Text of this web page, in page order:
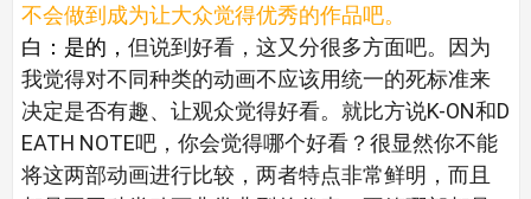
不会做到成为让大众觉得优秀的作品吧。
白：是的， 但说到好看，这又分很多方面吧。因为
我觉得对不同种类的动画不应该用统一的死标准来
决定是否有趣、让观众觉得好看。就比方说K-ON和D
EATH NOTE吧，你会觉得哪个好看？很显然你不能
将这两部动画进行比较，两者特点非常鲜明，而且